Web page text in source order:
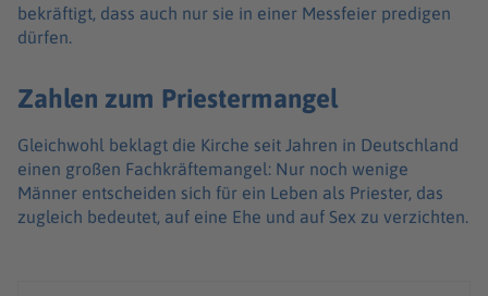
bekräftigt, dass auch nur sie in einer Messfeier predigen
dürfen.
Zahlen zum Priestermangel
Gleichwohl beklagt die Kirche seit Jahren in Deutschland
einen großen Fachkräftemangel: Nur noch wenige
Männer entscheiden sich für ein Leben als Priester, das
zugleich bedeutet, auf eine Ehe und auf Sex zu verzichten.